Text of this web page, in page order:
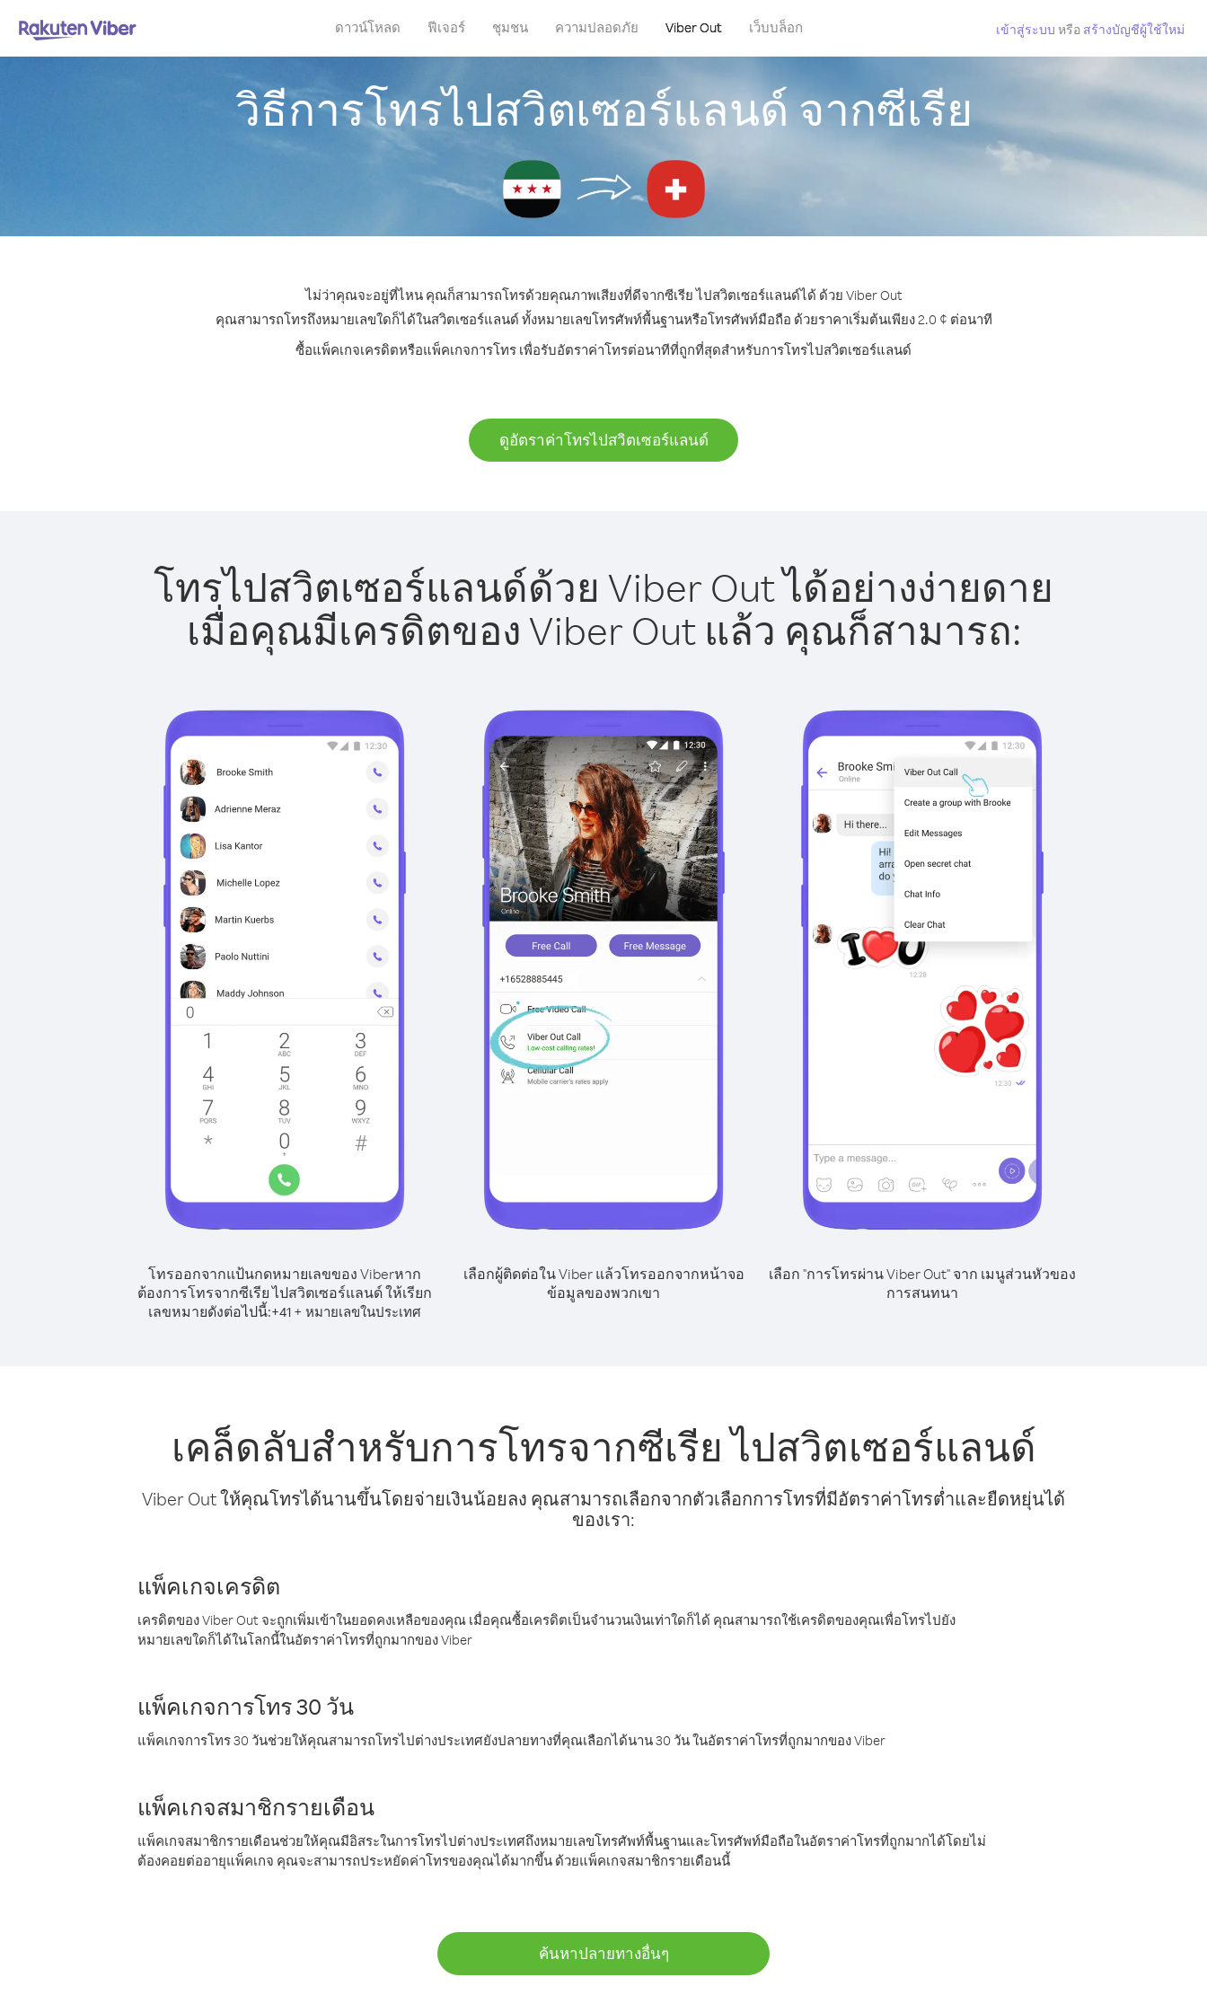
ดาวน์โหลด ฟีเจอร์ ชุมชน ความปลอดภัย Viber Out เว็บบล็อก เข้าสู่ระบบ หรือ สร้างบัญชีผู้ใช้ใหม่
วิธีการโทรไปสวิตเซอร์แลนด์ จากซีเรีย
ไม่ว่าคุณจะอยู่ที่ไหน คุณก็สามารถโทรด้วยคุณภาพเสียงที่ดีจากซีเรีย ไปสวิตเซอร์แลนด์ได้ ด้วย Viber Out
คุณสามารถโทรถึงหมายเลขใดก็ได้ในสวิตเซอร์แลนด์ ทั้งหมายเลขโทรศัพท์พื้นฐานหรือโทรศัพท์มือถือ ด้วยราคาเริ่มต้นเพียง 2.0 ¢ ต่อนาที
ซื้อแพ็คเกจเครดิตหรือแพ็คเกจการโทร เพื่อรับอัตราค่าโทรต่อนาทีที่ถูกที่สุดสำหรับการโทรไปสวิตเซอร์แลนด์
ดูอัตราค่าโทรไปสวิตเซอร์แลนด์
โทรไปสวิตเซอร์แลนด์ด้วย Viber Out ได้อย่างง่ายดาย
เมื่อคุณมีเครดิตของ Viber Out แล้ว คุณก็สามารถ:
โทรออกจากแป้นกดหมายเลขของ Viberหาก
ต้องการโทรจากซีเรีย ไปสวิตเซอร์แลนด์ ให้เรียก
เลขหมายดังต่อไปนี้:+41 + หมายเลขในประเทศ
เลือกผู้ติดต่อใน Viber แล้วโทรออกจากหน้าจอ
ข้อมูลของพวกเขา
เลือก "การโทรผ่าน Viber Out" จาก เมนูส่วนหัวของ
การสนทนา
เคล็ดลับสำหรับการโทรจากซีเรีย ไปสวิตเซอร์แลนด์
Viber Out ให้คุณโทรได้นานขึ้นโดยจ่ายเงินน้อยลง คุณสามารถเลือกจากตัวเลือกการโทรที่มีอัตราค่าโทรต่ำและยืดหยุ่นได้
ของเรา:
แพ็คเกจเครดิต
เครดิตของ Viber Out จะถูกเพิ่มเข้าในยอดคงเหลือของคุณ เมื่อคุณซื้อเครดิตเป็นจำนวนเงินเท่าใดก็ได้ คุณสามารถใช้เครดิตของคุณเพื่อโทรไปยัง
หมายเลขใดก็ได้ในโลกนี้ในอัตราค่าโทรที่ถูกมากของ Viber
แพ็คเกจการโทร 30 วัน
แพ็คเกจการโทร 30 วันช่วยให้คุณสามารถโทรไปต่างประเทศยังปลายทางที่คุณเลือกได้นาน 30 วัน ในอัตราค่าโทรที่ถูกมากของ Viber
แพ็คเกจสมาชิกรายเดือน
แพ็คเกจสมาชิกรายเดือนช่วยให้คุณมีอิสระในการโทรไปต่างประเทศถึงหมายเลขโทรศัพท์พื้นฐานและโทรศัพท์มือถือในอัตราค่าโทรที่ถูกมากได้โดยไม่
ต้องคอยต่ออายุแพ็คเกจ คุณจะสามารถประหยัดค่าโทรของคุณได้มากขึ้น ด้วยแพ็คเกจสมาชิกรายเดือนนี้
ค้นหาปลายทางอื่นๆ